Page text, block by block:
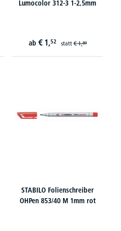
Lumocolor 312-3 1-2,5mm
ab € 1,52 statt€ 1,89
STABILO Folienschreiber
OHPen 853/40 M 1mm rot